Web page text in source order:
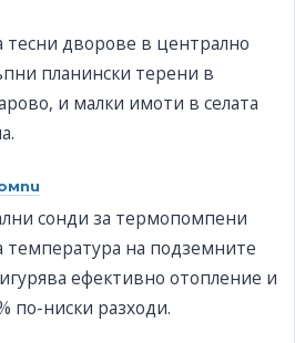
тесни дворове в централно
планински терени в
и малки имоти в селата
сонди за термопомпени
температура на подземните
ефективно отопление и
по-ниски разходи.